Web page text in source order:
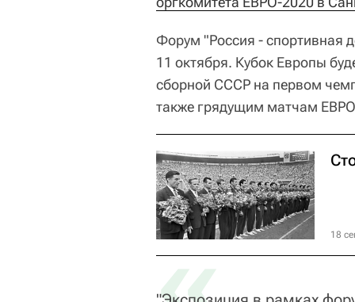
Форум "Россия - спортивная
11 октября. Кубок Европы
сборной СССР на первом
также грядущим матчам
18